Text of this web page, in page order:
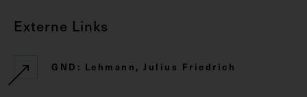
Externe Links
GND: Lehmann, Julius Friedrich